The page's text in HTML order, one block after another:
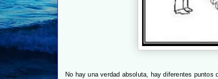
No hay una verdad absoluta, hay diferentes